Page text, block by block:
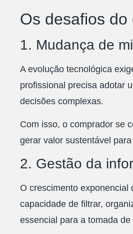
Os desafios
1. Mudança de
A evolução tecnológica
profissional precisa adotar
decisões complexas.
Com isso, o comprador se
gerar valor sustentável
2. Gestão da
O crescimento exponencial
capacidade de filtrar,
essencial para a tomada de